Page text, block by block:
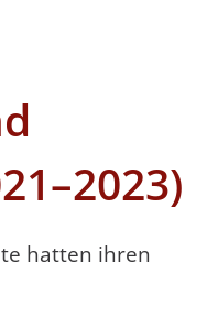
hatten ihren